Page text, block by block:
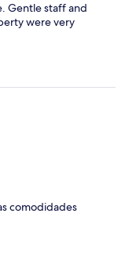
Gentle staff and
were very
comodidades